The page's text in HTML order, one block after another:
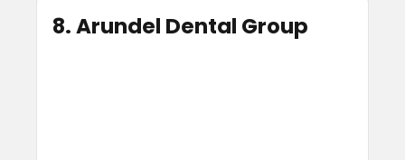
8. Arundel Dental Group